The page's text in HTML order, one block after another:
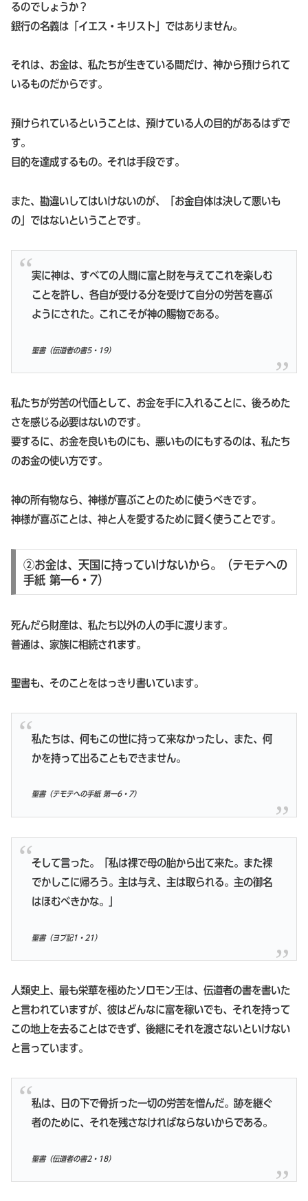
るのでしょうか？
銀行の名義は「イエス・キリスト」ではありません。
それは、お金は、私たちが生きている間だけ、神から預けられて
いるものだからです。
預けられているということは、預けている人の目的があるはずで
す。
目的を達成するもの。それは手段です。
また、勘違いしてはいけないのが、「お金自体は決して悪いも
の」ではないということです。
実に神は、すべての人間に富と財を与えてこれを楽しむ
ことを許し、各自が受ける分を受けて自分の労苦を喜ぶ
ようにされた。これこそが神の賜物である。
聖書（伝道者の書5・19）
私たちが労苦の代価として、お金を手に入れることに、後ろめた
さを感じる必要はないのです。
要するに、お金を良いものにも、悪いものにもするのは、私たち
のお金の使い方です。
神の所有物なら、神様が喜ぶことのために使うべきです。
神様が喜ぶことは、神と人を愛するために賢く使うことです。
②お金は、天国に持っていけないから。（テモテへの
手紙 第一6・7）
死んだら財産は、私たち以外の人の手に渡ります。
普通は、家族に相続されます。
聖書も、そのことをはっきり書いています。
私たちは、何もこの世に持って来なかったし、また、何
かを持って出ることもできません。
聖書（テモテへの手紙 第一6・7）
そして言った。「私は裸で母の胎から出て来た。また裸
でかしこに帰ろう。主は与え、主は取られる。主の御名
はほむべきかな。」
聖書（ヨブ記1・21）
人類史上、最も栄華を極めたソロモン王は、伝道者の書を書いた
と言われていますが、彼はどんなに富を稼いでも、それを持って
この地上を去ることはできず、後継にそれを渡さないといけない
と言っています。
私は、日の下で骨折った一切の労苦を憎んだ。跡を継ぐ
者のために、それを残さなければならないからである。
聖書（伝道者の書2・18）